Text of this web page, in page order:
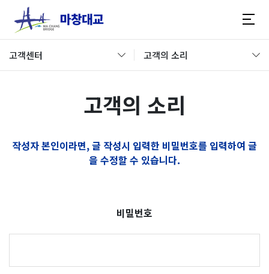
고객센터 고객의 소리
고객의 소리
작성자 본인이라면, 글 작성시 입력한 비밀번호를 입력하여 글
을 수정할 수 있습니다.
비밀번호